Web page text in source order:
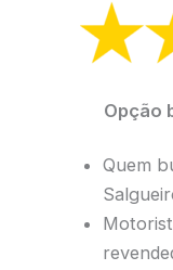
Opção
Quem